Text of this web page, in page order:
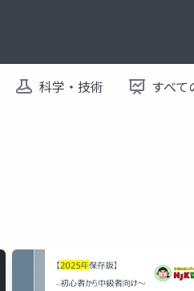
科学・技術 すべて